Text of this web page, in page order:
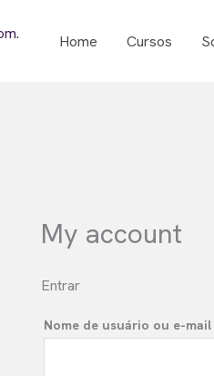
Home Cursos
My account
Entrar
Nome de usuário ou e-mail